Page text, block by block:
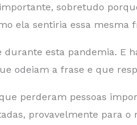
sobretudo
ela sentiria essa mesma
esta pandemia. E
odeiam a frase e que
perderam pessoas
provavelmente para